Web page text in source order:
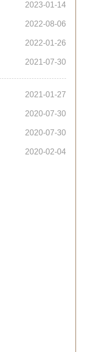
2023-01-14
2022-08-06
2022-01-26
2021-07-30
2021-01-27
2020-07-30
2020-07-30
2020-02-04